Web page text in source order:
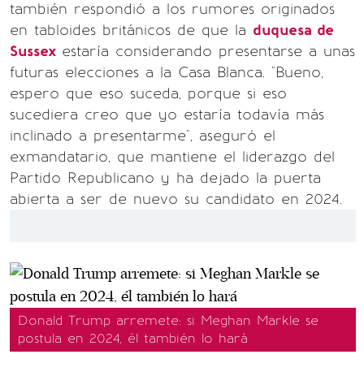
también respondió a los rumores originados
en tabloides británicos de que la duquesa de
Sussex estaría considerando presentarse a unas
futuras elecciones a la Casa Blanca. "Bueno,
espero que eso suceda, porque si eso
sucediera creo que yo estaría todavía más
inclinado a presentarme", aseguró el
exmandatario, que mantiene el liderazgo del
Partido Republicano y ha dejado la puerta
abierta a ser de nuevo su candidato en 2024.
Donald Trump arremete: si Meghan Markle se
postula en 2024, él también lo hará